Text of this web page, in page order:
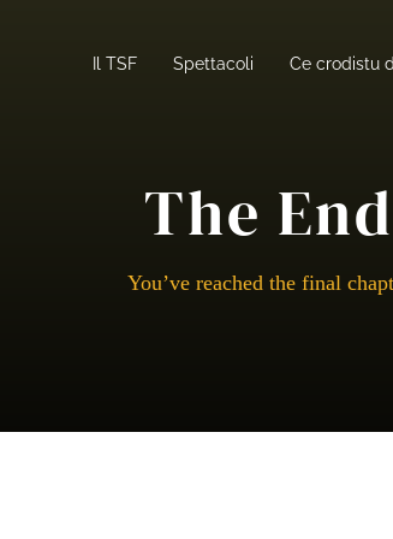
Il TSF Spettacoli Ce crodistu
The End
You’ve reached the final